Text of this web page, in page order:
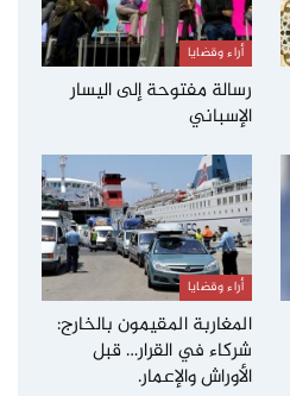
أراء وقضايا
رسالة مفتوحة إلى اليسار
الإسباني
أراء وقضايا
المغاربة المقيمون بالخارج:
شركاء في القرار… قبل
الأوراش والإعمار.